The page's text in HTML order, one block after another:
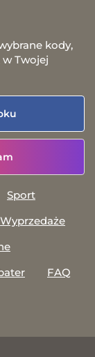
kody,
Twojej
Sport
Wyprzedaże
FAQ